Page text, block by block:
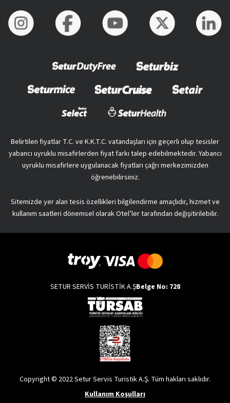
Belirtilen fiyatlar T.C. ve K.K.T.C. vatandaşları için geçerli olup tesisler
yabancı uyruklu misafirlerden fiyat farkı talep edebilmektedir. Yabancı
uyruklu misafirlere uygulanacak fiyatları çağrı merkezimizden
öğrenebilirsiniz.
Sitemizde yer alan tesis özellikleri bilgilendirme amaçlıdır, hizmet ve
kullanım saatleri dönemsel olarak Otel’ler tarafından değişitirilebilir.
SETUR SERVİS TURİSTİK A.ŞBelge No: 728
Copyright © 2022 Setur Servis Turistik A.Ş. Tüm hakları saklıdır.
Kullanım Koşulları